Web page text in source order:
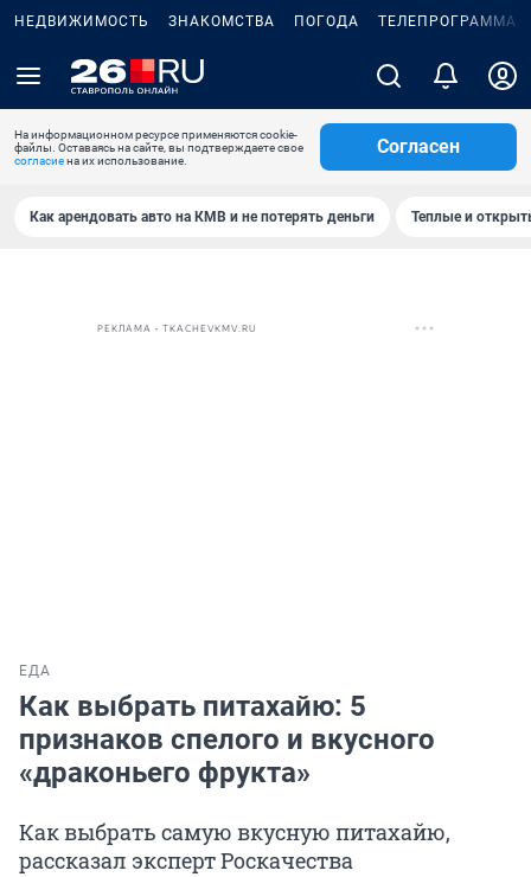
НЕДВИЖИМОСТЬ ЗНАКОМСТВА ПОГОДА ТЕЛЕПРОГРАММА
На информационном ресурсе применяются cookie-
файлы. Оставаясь на сайте, вы подтверждаете свое
согласиена их использование.
Согласен
Как арендовать авто на КМВ и не потерять деньги Теплые и
РЕКЛАМА • TKACHEVKMV.RU
ЕДА
Как выбрать питахайю: 5
признаков спелого и вкусного
«драконьего фрукта»
Как выбрать самую вкусную питахайю,
рассказал эксперт Роскачества